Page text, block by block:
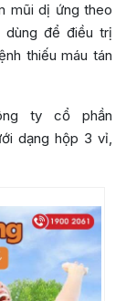
mũi dị ứng theo
dùng để điều trị
thiếu máu tán
ty cổ phần
dạng hộp 3 vỉ,